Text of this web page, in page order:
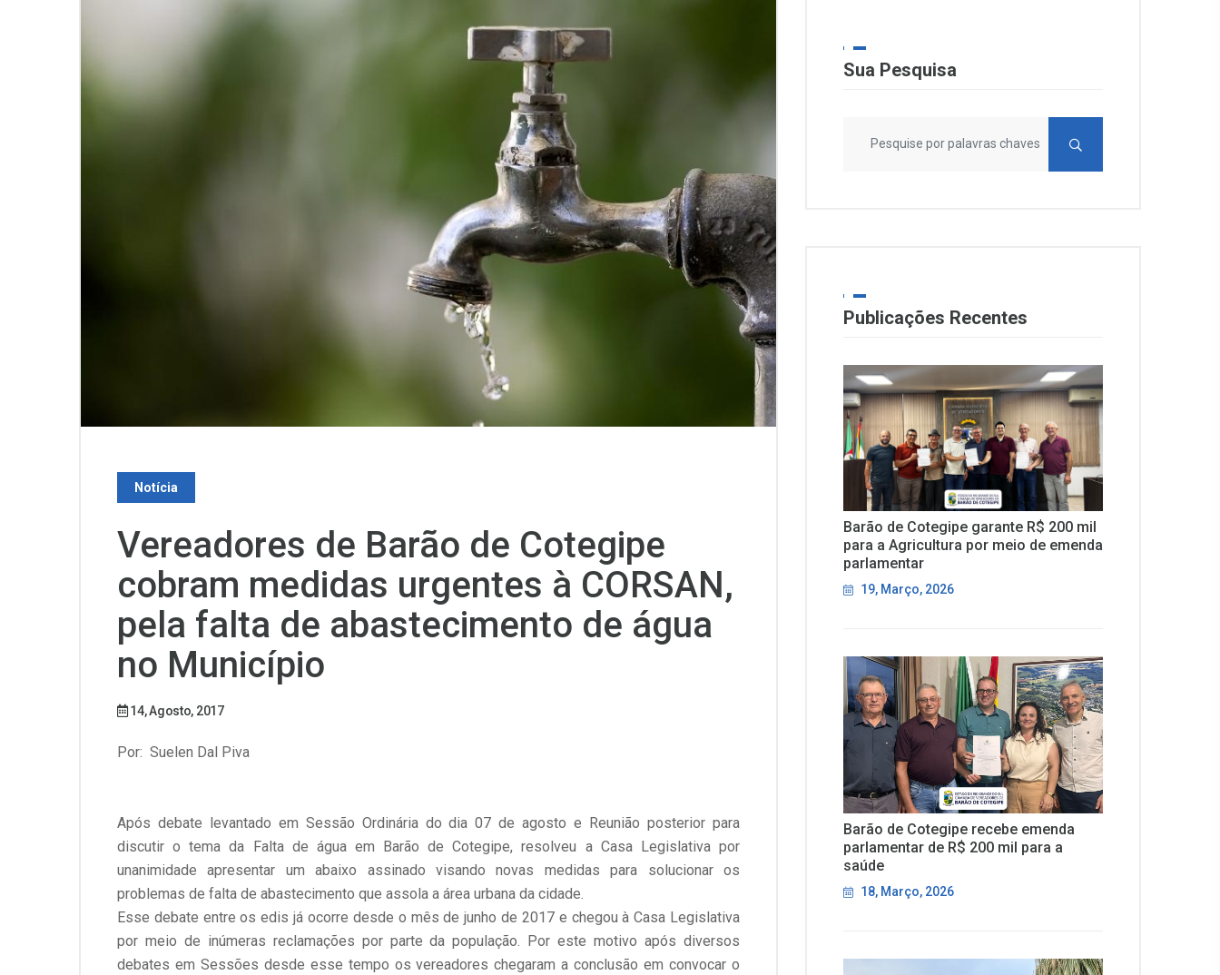
Notícia
Vereadores de Barão de Cotegipe
cobram medidas urgentes à CORSAN,
pela falta de abastecimento de água
no Município
14, Agosto, 2017
Por: Suelen Dal Piva
Após debate levantado em Sessão Ordinária do dia 07 de agosto e Reunião posterior para
discutir o tema da Falta de água em Barão de Cotegipe, resolveu a Casa Legislativa por
unanimidade apresentar um abaixo assinado visando novas medidas para solucionar os
problemas de falta de abastecimento que assola a área urbana da cidade.
Esse debate entre os edis já ocorre desde o mês de junho de 2017 e chegou à Casa Legislativa
por meio de inúmeras reclamações por parte da população. Por este motivo após diversos
debates em Sessões desde esse tempo os vereadores chegaram a conclusão em convocar o
Sua Pesquisa
Publicações Recentes
Barão de Cotegipe garante R$ 200 mil
para a Agricultura por meio de emenda
parlamentar
19, Março, 2026
Barão de Cotegipe recebe emenda
parlamentar de R$ 200 mil para a
saúde
18, Março, 2026